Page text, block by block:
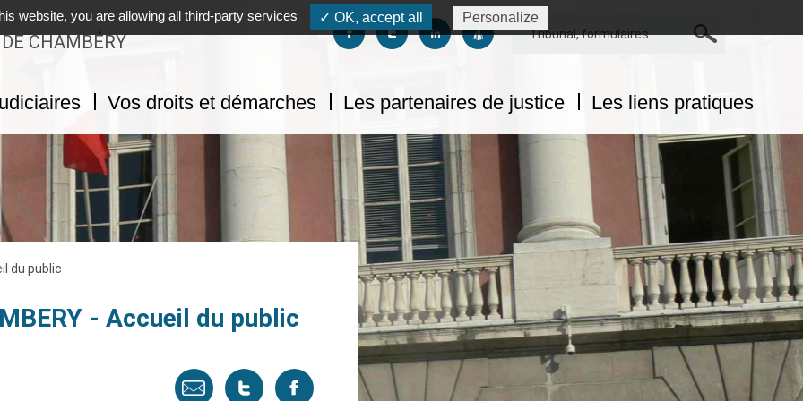
CHAMBÉRY Suivez-nous sur facebook
Suivez-nous sur twitter
Suivez-nous sur linkedin
Suivez-nous sur dailymotion
Vos droits et démarches Les partenaires de justice Les liens pratiques
du public
- Accueil du public
Envoyer Tweeter Partager
website, you are allowing all third-party services ✓ OK, accept all Personalize